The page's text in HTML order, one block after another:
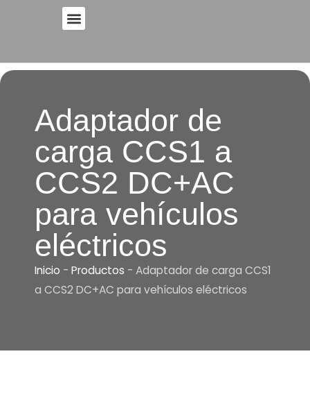
Adaptador de
carga CCS1 a
CCS2 DC+AC
para vehículos
eléctricos
Inicio - Productos - Adaptador de carga CCS1
a CCS2 DC+AC para vehículos eléctricos